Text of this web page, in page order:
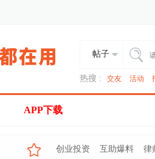
帖子
热搜 : 交友 活动
APP下载
创业投资 互助爆料
律